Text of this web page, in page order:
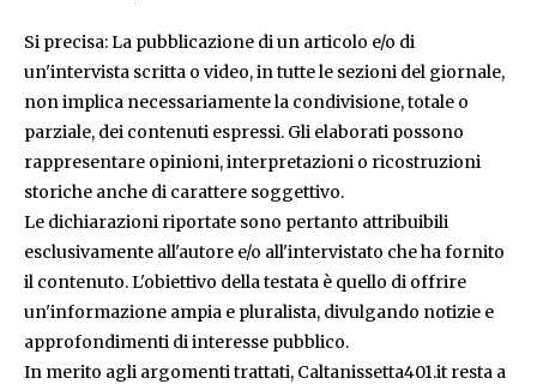
Si precisa: La pubblicazione di un articolo e/o di
un'intervista scritta o video, in tutte le sezioni del giornale,
non implica necessariamente la condivisione, totale o
parziale, dei contenuti espressi. Gli elaborati possono
rappresentare opinioni, interpretazioni o ricostruzioni
storiche anche di carattere soggettivo.
Le dichiarazioni riportate sono pertanto attribuibili
esclusivamente all'autore e/o all'intervistato che ha fornito
il contenuto. L'obiettivo della testata è quello di offrire
un'informazione ampia e pluralista, divulgando notizie e
approfondimenti di interesse pubblico.
In merito agli argomenti trattati, Caltanissetta401.it resta a